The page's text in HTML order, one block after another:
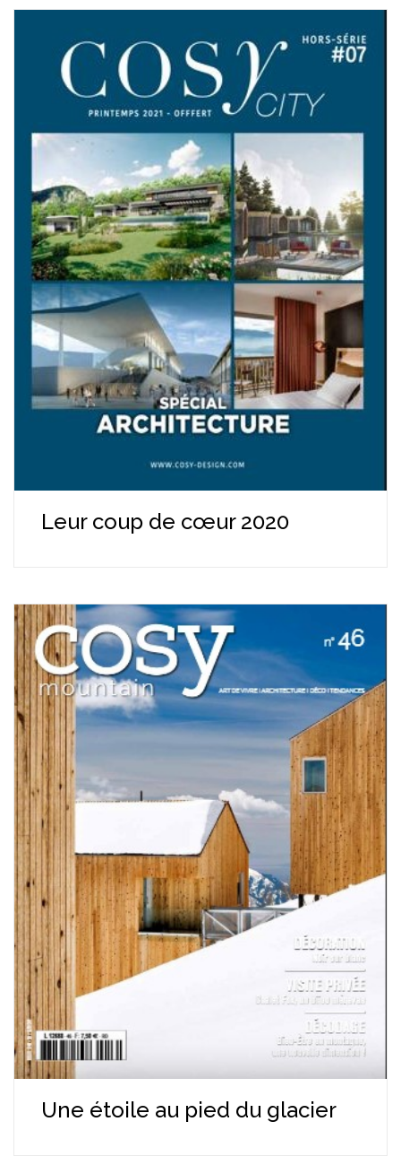
Leur coup de cœur 2020
Une étoile au pied du glacier